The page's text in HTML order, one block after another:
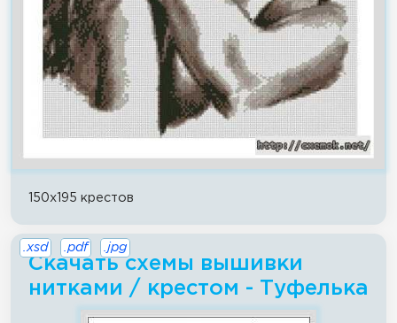
150x195 крестов
Скачать схемы вышивки
нитками / крестом - Туфелька
.xsd .pdf .jpg